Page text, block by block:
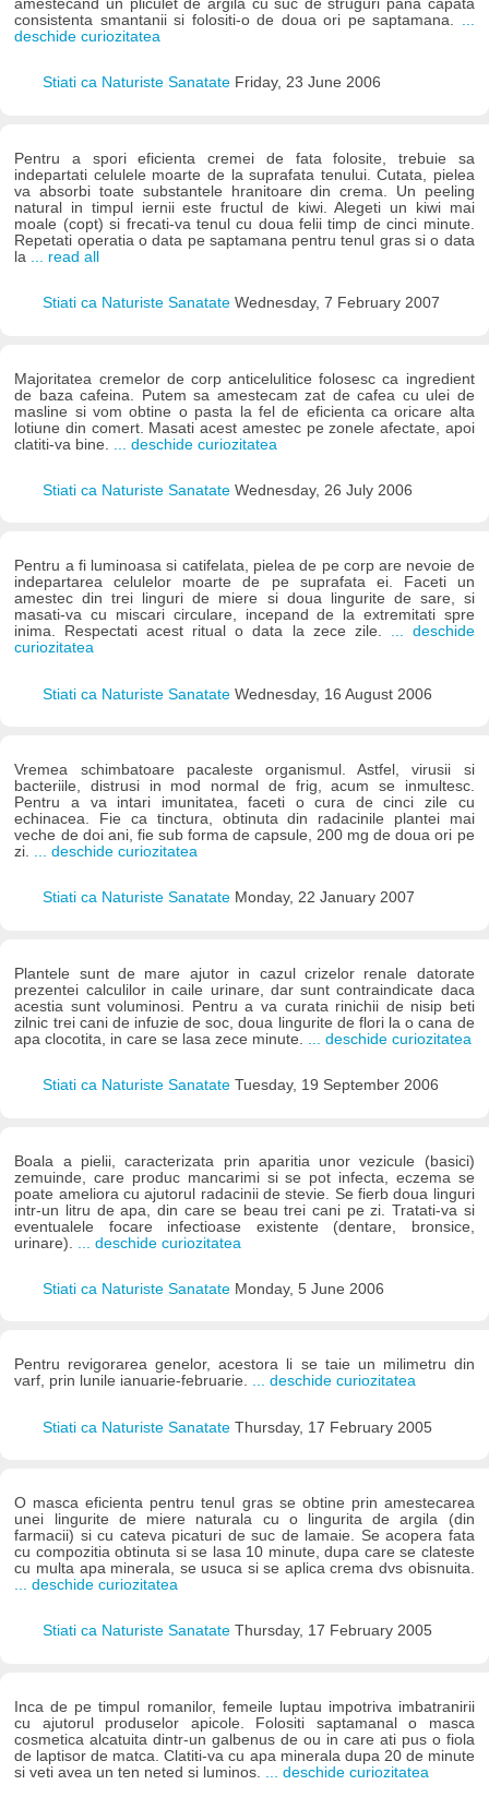
amestecand un pliculet de argila cu suc de struguri pana capata
consistenta smantanii si folositi-o de doua ori pe saptamana. ...
deschide curiozitatea
Stiati ca Naturiste Sanatate Friday, 23 June 2006
Pentru a spori eficienta cremei de fata folosite, trebuie sa
indepartati celulele moarte de la suprafata tenului. Cutata, pielea
va absorbi toate substantele hranitoare din crema. Un peeling
natural in timpul iernii este fructul de kiwi. Alegeti un kiwi mai
moale (copt) si frecati-va tenul cu doua felii timp de cinci minute.
Repetati operatia o data pe saptamana pentru tenul gras si o data
la
... read all
Stiati ca Naturiste Sanatate Wednesday, 7 February 2007
Majoritatea cremelor de corp anticelulitice folosesc ca ingredient
de baza cafeina. Putem sa amestecam zat de cafea cu ulei de
masline si vom obtine o pasta la fel de eficienta ca oricare alta
lotiune din comert. Masati acest amestec pe zonele afectate, apoi
clatiti-va bine.
... deschide curiozitatea
Stiati ca Naturiste Sanatate Wednesday, 26 July 2006
Pentru a fi luminoasa si catifelata, pielea de pe corp are nevoie de
indepartarea celulelor moarte de pe suprafata ei. Faceti un
amestec din trei linguri de miere si doua lingurite de sare, si
masati-va cu miscari circulare, incepand de la extremitati spre
inima. Respectati acest ritual o data la zece zile. ... deschide
curiozitatea
Stiati ca Naturiste Sanatate Wednesday, 16 August 2006
Vremea schimbatoare pacaleste organismul. Astfel, virusii si
bacteriile, distrusi in mod normal de frig, acum se inmultesc.
Pentru a va intari imunitatea, faceti o cura de cinci zile cu
echinacea. Fie ca tinctura, obtinuta din radacinile plantei mai
veche de doi ani, fie sub forma de capsule, 200 mg de doua ori pe
zi. ... deschide curiozitatea
Stiati ca Naturiste Sanatate Monday, 22 January 2007
Plantele sunt de mare ajutor in cazul crizelor renale datorate
prezentei calculilor in caile urinare, dar sunt contraindicate daca
acestia sunt voluminosi. Pentru a va curata rinichii de nisip beti
zilnic trei cani de infuzie de soc, doua lingurite de flori la o cana de
apa clocotita, in care se lasa zece minute.
... deschide curiozitatea
Stiati ca Naturiste Sanatate Tuesday, 19 September 2006
Boala a pielii, caracterizata prin aparitia unor vezicule (basici)
zemuinde, care produc mancarimi si se pot infecta, eczema se
poate ameliora cu ajutorul radacinii de stevie. Se fierb doua linguri
intr-un litru de apa, din care se beau trei cani pe zi. Tratati-va si
eventualele focare infectioase existente (dentare, bronsice,
urinare).
... deschide curiozitatea
Stiati ca Naturiste Sanatate Monday, 5 June 2006
Pentru revigorarea genelor, acestora li se taie un milimetru din
varf, prin lunile ianuarie-februarie. ... deschide curiozitatea
Stiati ca Naturiste Sanatate Thursday, 17 February 2005
O masca eficienta pentru tenul gras se obtine prin amestecarea
unei lingurite de miere naturala cu o lingurita de argila (din
farmacii) si cu cateva picaturi de suc de lamaie. Se acopera fata
cu compozitia obtinuta si se lasa 10 minute, dupa care se clateste
cu multa apa minerala, se usuca si se aplica crema dvs obisnuita.
... deschide curiozitatea
Stiati ca Naturiste Sanatate Thursday, 17 February 2005
Inca de pe timpul romanilor, femeile luptau impotriva imbatranirii
cu ajutorul produselor apicole. Folositi saptamanal o masca
cosmetica alcatuita dintr-un galbenus de ou in care ati pus o fiola
de laptisor de matca. Clatiti-va cu apa minerala dupa 20 de minute
si veti avea un ten neted si luminos.
... deschide curiozitatea